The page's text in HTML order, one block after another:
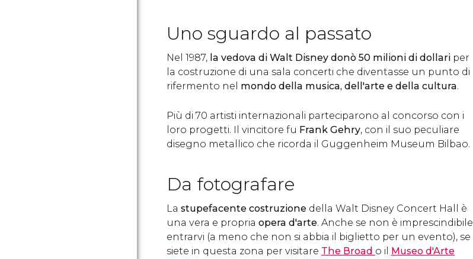
Uno sguardo al passato
Nel 1987, la vedova di Walt Disney donò 50 milioni di dollari per
la costruzione di una sala concerti che diventasse un punto di
rifermento nel mondo della musica, dell'arte e della cultura.
Più di 70 artisti internazionali parteciparono al concorso con i
loro progetti. Il vincitore fu Frank Gehry, con il suo peculiare
disegno metallico che ricorda il Guggenheim Museum Bilbao.
Da fotografare
La stupefacente costruzione della Walt Disney Concert Hall è
una vera e propria opera d'arte. Anche se non è imprescindibile
entrarvi (a meno che non si abbia il biglietto per un evento), se
siete in questa zona per visitare The Broad o il Museo d'Arte